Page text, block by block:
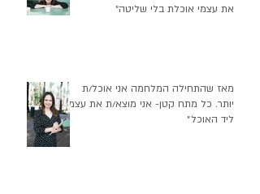
את עצמי אוכלת בלי שליטה״
מאז שהתחילה המלחמה אני אוכל/ת
יותר. כל מתח קטן- אני מוצא/ת את עצמי
ליד האוכל״